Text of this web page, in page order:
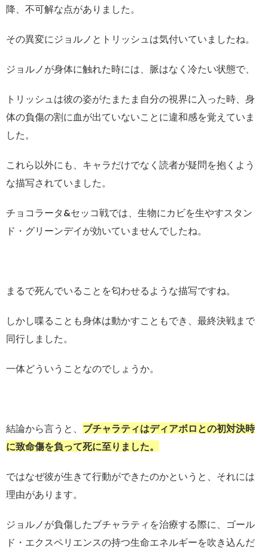
降、不可解な点がありました。
その異変にジョルノとトリッシュは気付いていましたね。
ジョルノが身体に触れた時には、脈はなく冷たい状態で、
トリッシュは彼の姿がたまたま自分の視界に入った時、身
体の負傷の割に血が出ていないことに違和感を覚えていま
した。
これら以外にも、キャラだけでなく読者が疑問を抱くよう
な描写されていました。
チョコラータ&セッコ戦では、生物にカビを生やすスタン
ド・グリーンデイが効いていませんでしたね。
まるで死んでいることを匂わせるような描写ですね。
しかし喋ることも身体は動かすこともでき、最終決戦まで
同行しました。
一体どういうことなのでしょうか。
結論から言うと、 ブチャラティはディアボロとの初対決時
に致命傷を負って死に至りました。
ではなぜ彼が生きて行動ができたのかというと、それには
理由があります。
ジョルノが負傷したブチャラティを治療する際に、ゴール
ド・エクスペリエンスの持つ生命エネルギーを吹き込んだ